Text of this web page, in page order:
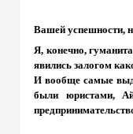
Вашей успешности,
Я, конечно,
явились залогом
И вообще самые
были юристами,